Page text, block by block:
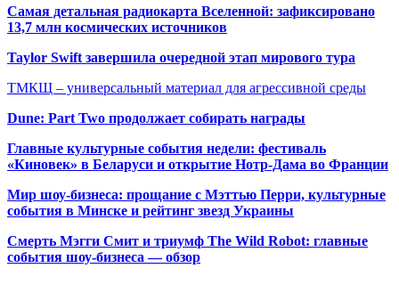
Самая детальная радиокарта Вселенной: зафиксировано
13,7 млн космических источников
Taylor Swift завершила очередной этап мирового тура
ТМКЩ – универсальный материал для агрессивной среды
Dune: Part Two продолжает собирать награды
Главные культурные события недели: фестиваль
«Киновек» в Беларуси и открытие Нотр-Дама во Франции
Мир шоу-бизнеса: прощание с Мэттью Перри, культурные
события в Минске и рейтинг звезд Украины
Смерть Мэгги Смит и триумф The Wild Robot: главные
события шоу-бизнеса — обзор